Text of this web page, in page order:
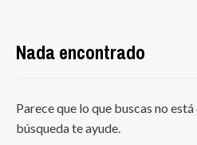
Nada encontrado
Parece que lo que buscas no
búsqueda te ayude.